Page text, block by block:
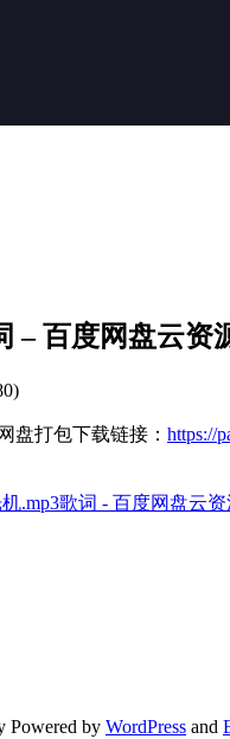
– 百度网盘云资
盘打包下载链接： https://
.mp3歌词 - 百度网盘云
Powered by WordPress and